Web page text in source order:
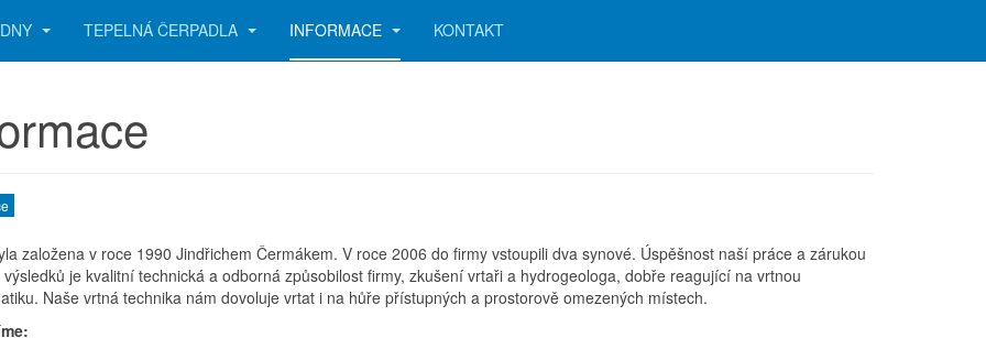
TEPELNÁ ČERPADLA INFORMACE KONTAKT
založena v roce 1990 Jindřichem Čermákem. V roce 2006 do firmy vstoupili dva synové. Úspěšnost naší práce a zárukou
je kvalitní technická a odborná způsobilost firmy, zkušení vrtaři a hydrogeologa, dobře reagující na vrtnou
Naše vrtná technika nám dovoluje vrtat i na hůře přístupných a prostorově omezených místech.